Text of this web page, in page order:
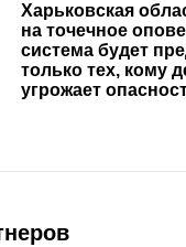
Харьковская
на точечное
система будет
только тех, кому
угрожает